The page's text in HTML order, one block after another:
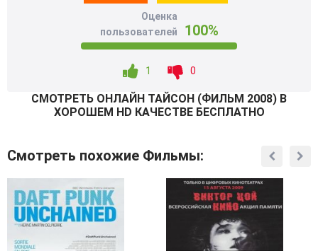
Оценка
пользователей
100%
1 0
СМОТРEТЬ ОНЛАЙН ТАЙСОН (ФИЛЬМ 2008) В
ХОРОШЕМ HD КАЧЕСТВЕ БЕСПЛАТНО
Смотреть похожие Фильмы: